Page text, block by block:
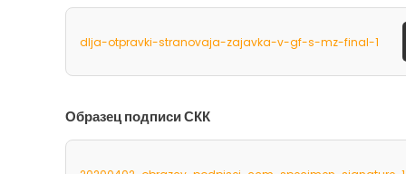
dlja-otpravki-stranovaja-zajavka-v-gf-s-mz-final-1
Образец подписи СКК